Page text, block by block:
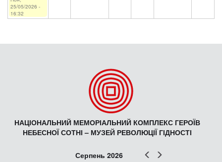
25/05/2026 -
16:32
НАЦІОНАЛЬНИЙ МЕМОРІАЛЬНИЙ КОМПЛЕКС ГЕРОЇВ
НЕБЕСНОЇ СОТНІ – МУЗЕЙ РЕВОЛЮЦІЇ ГІДНОСТІ
Попер
Серпень 2026